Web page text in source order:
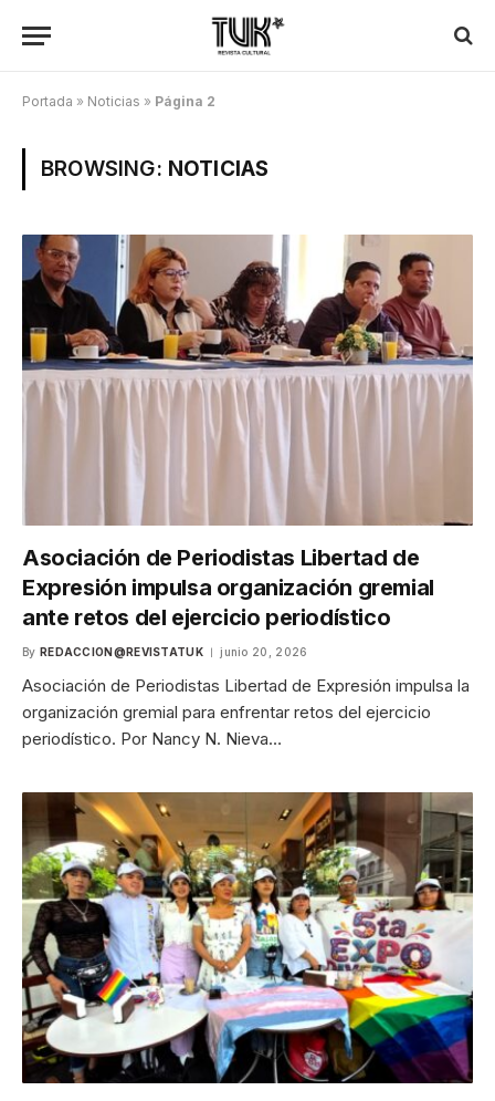
Portada » Noticias » Página 2
BROWSING: NOTICIAS
Asociación de Periodistas Libertad de
Expresión impulsa organización gremial
ante retos del ejercicio periodístico
By REDACCION@REVISTATUK junio 20, 2026
Asociación de Periodistas Libertad de Expresión impulsa la
organización gremial para enfrentar retos del ejercicio
periodístico. Por Nancy N. Nieva…